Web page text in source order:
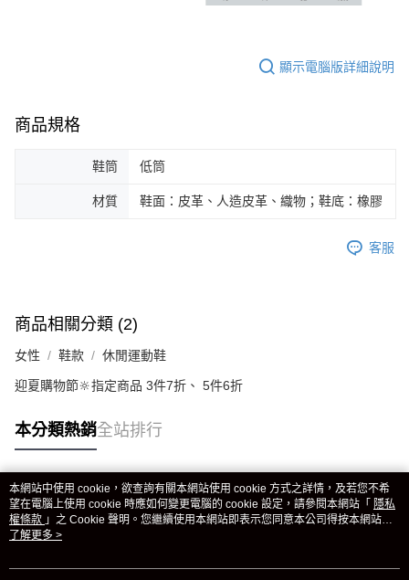
顯示電腦版詳細說明
商品規格
鞋筒 低筒
材質 鞋面：皮革、人造皮革、織物；鞋底：橡膠
客服
商品相關分類 (2)
女性 鞋款 休閒運動鞋
迎夏購物節🔆指定商品 3件7折、 5件6折
本分類熱銷全站排行
熱門標籤
本網站中使用 cookie，欲查詢有關本網站使用 cookie 方式之詳情，及若您不希
望在電腦上使用 cookie 時應如何變更電腦的 cookie 設定，請參閱本網站「 隱私
權條款 」之 Cookie 聲明。您繼續使用本網站即表示您同意本公司得按本網站使
用條款之 Cookie 聲明使用 cookie。
了解更多 >